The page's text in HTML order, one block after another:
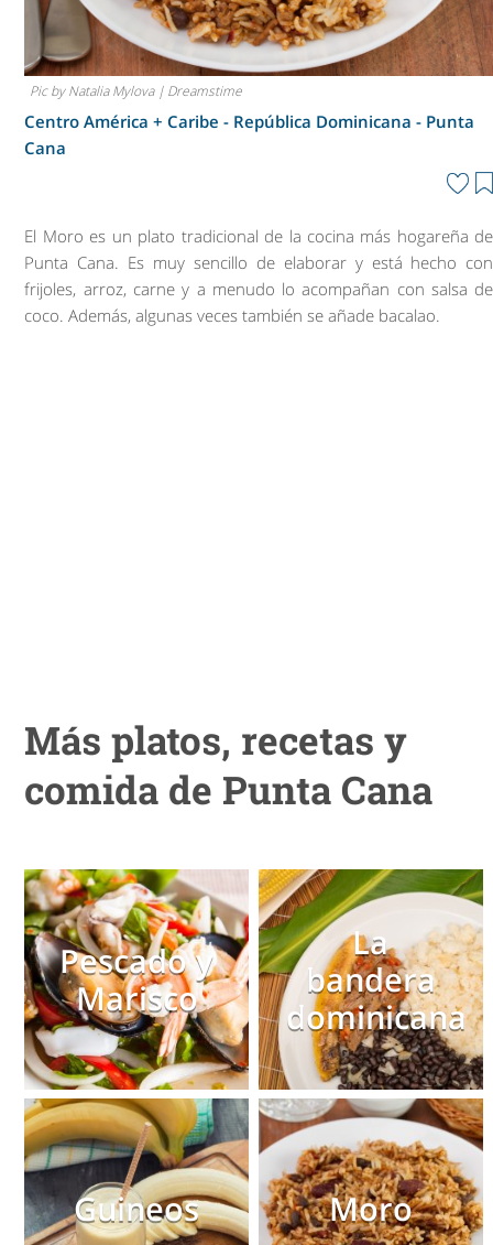
Pic by Natalia Mylova | Dreamstime
Centro América + Caribe - República Dominicana - Punta
Cana
El Moro es un plato tradicional de la cocina más hogareña de
Punta Cana. Es muy sencillo de elaborar y está hecho con
frijoles, arroz, carne y a menudo lo acompañan con salsa de
coco. Además, algunas veces también se añade bacalao.
Más platos, recetas y
comida de Punta Cana
Pescado y
Marisco
La
bandera
dominicana
Guineos Moro